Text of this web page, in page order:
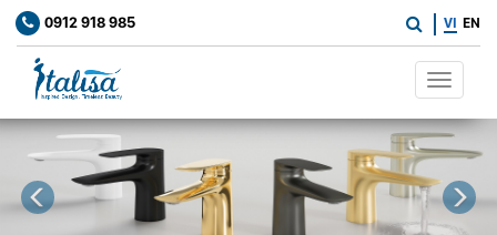
0912 918 985 VI EN
Toggle
Previous